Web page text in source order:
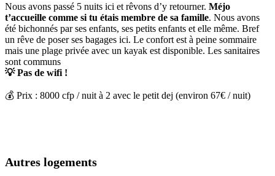
Nous avons passé 5 nuits ici et rêvons d’y retourner. Méjo
t’accueille comme si tu étais membre de sa famille. Nous avons
été bichonnés par ses enfants, ses petits enfants et elle même. Bref
un rêve de poser ses bagages ici. Le confort est à peine sommaire
mais une plage privée avec un kayak est disponible. Les sanitaires
sont communs
💡 Pas de wifi !
💰 Prix : 8000 cfp / nuit à 2 avec le petit dej (environ 67€ / nuit)
Autres logements